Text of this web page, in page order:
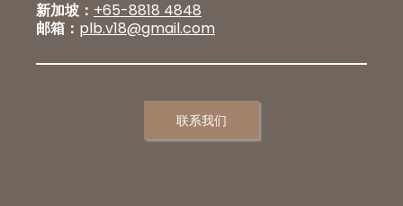
新加坡： +65-8818 4848
邮箱： plb.v18@gmail.com
联系我们